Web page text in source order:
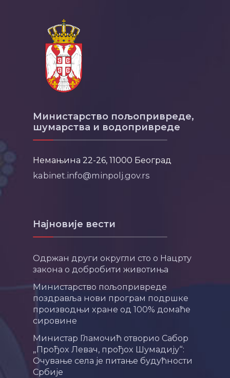
Министарство пољопривреде,
шумарства и водопривреде
Немањина 22-26, 11000 Београд
kabinet.info@minpolj.gov.rs
Најновије вести
Одржан други округли сто о Нацрту
закона о добробити животиња
Министарство пољопривреде
поздравља нови програм подршке
производњи хране од 100% домаће
сировине
Министар Гламочић отворио Сабор
„Прођох Левач, прођох Шумадију“:
Очување села је питање будућности
Србије